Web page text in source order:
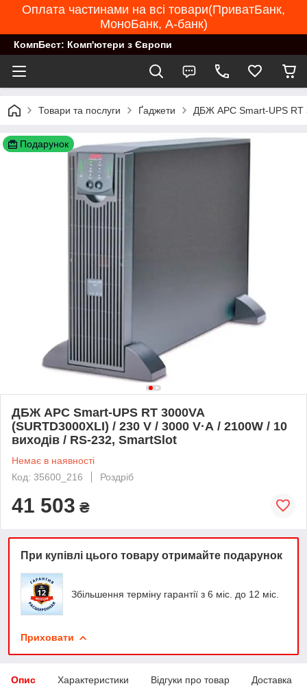
Оплата частинами на всі товари(ПриватБанк,
МоноБанк, А-банк)
КомпБест: Комп'ютери з Європи
Товари та послуги Ґаджети ДБЖ APC Smart-UPS RT
Подарунок
ДБЖ APC Smart-UPS RT 3000VA
(SURTD3000XLI) / 230 V / 3000 V·А / 2100W / 10
виходів / RS-232, SmartSlot
Немає в наявності
Код: 35600_216
Роздріб
41 503 ₴
При купівлі цього товару отримайте подарунок
Збільшення терміну гарантії з 6 міс. до 12 міс.
Приховати
Опис Характеристики Відгуки про товар Доставка